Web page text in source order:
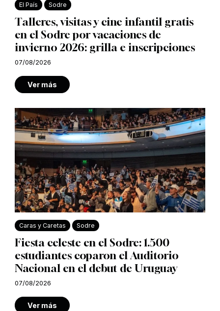
El País Sodre
Talleres, visitas y cine infantil gratis
en el Sodre por vacaciones de
invierno 2026: grilla e inscripciones
07/08/2026
Ver más
Caras y Caretas Sodre
Fiesta celeste en el Sodre: 1.500
estudiantes coparon el Auditorio
Nacional en el debut de Uruguay
07/08/2026
Ver más